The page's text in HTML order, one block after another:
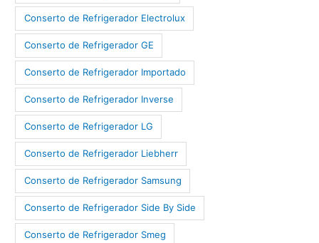
Conserto de Refrigerador Electrolux
Conserto de Refrigerador GE
Conserto de Refrigerador Importado
Conserto de Refrigerador Inverse
Conserto de Refrigerador LG
Conserto de Refrigerador Liebherr
Conserto de Refrigerador Samsung
Conserto de Refrigerador Side By Side
Conserto de Refrigerador Smeg